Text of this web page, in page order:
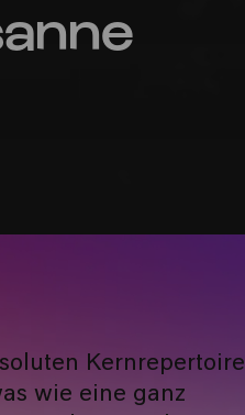
Kernrepertoire
wie eine ganz